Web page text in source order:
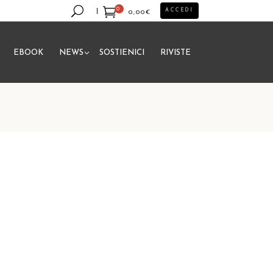
0
0,00€
prodotto nel carrello.
ACCEDI
EBOOK NEWS SOSTIENICI RIVISTE